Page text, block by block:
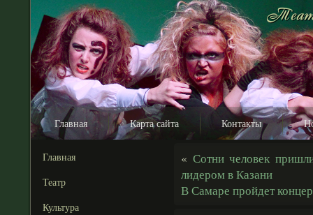
Главная Карта сайта Контакты
Главная
Театр
Культура
« Сотни человек
лидером в Казани
В Самаре пройдет